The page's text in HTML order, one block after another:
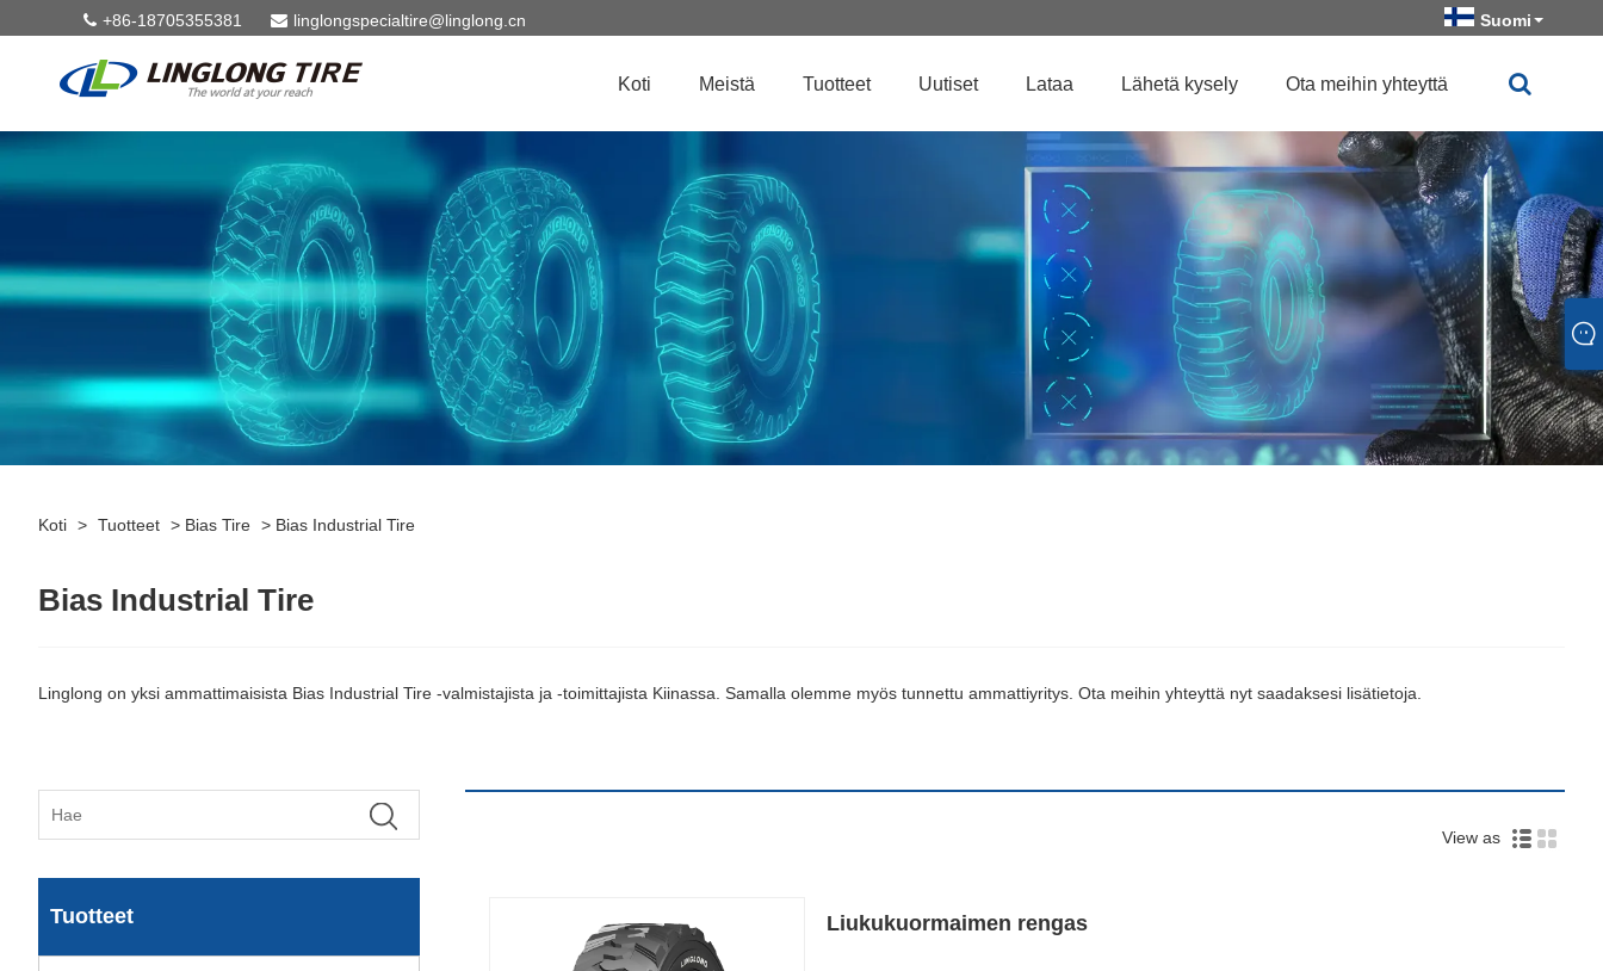
+86-18705355381 linglongspecialtire@linglong.cn Suomi
Koti Meistä Tuotteet Uutiset Lataa Lähetä kysely Ota meihin yhteyttä
Koti > Tuotteet > Bias Tire > Bias Industrial Tire
Bias Industrial Tire
Linglong on yksi ammattimaisista Bias Industrial Tire -valmistajista ja -toimittajista Kiinassa. Samalla olemme myös tunnettu ammattiyritys. Ota meihin yhteyttä nyt saadaksesi lisätietoja.
Tuotteet
View as
Liukukuormaimen rengas